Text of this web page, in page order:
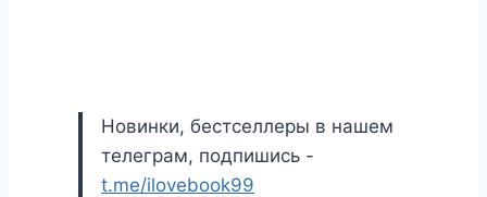
Новинки, бестселлеры в нашем
телеграм, подпишись -
t.me/ilovebook99